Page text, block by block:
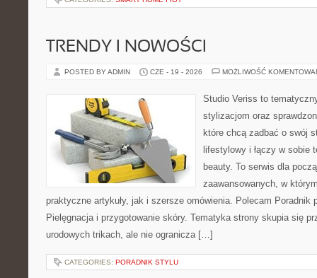
TRENDY I NOWOŚCI
POSTED BY ADMIN CZE - 19 - 2026 MOŻLIWOŚĆ
Studio Veriss to
stylizacjom oraz
które chcą zadbać o swój
lifestylowy i łączy w sobie
beauty. To serwis dla
zaawansowanych, w
praktyczne artykuły, jak i szersze omówienia. Polecam
Pielęgnacja i przygotowanie skóry. Tematyka strony skupia się
urodowych trikach, ale nie ogranicza […]
CATEGORIES: PORADNIK STYLU